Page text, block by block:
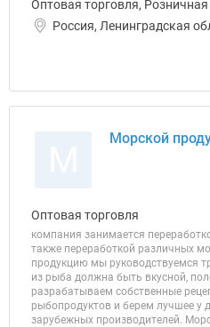
Оптовая торговля, Розничная
Россия, Ленинградская
Морской
Оптовая торговля
компания занимается
также переработкой различных
продукцию мы руководствуемся
из рыба должна быть вкусной,
разрабатываем собственные
рыбопродуктов и берем лучшее у
зарубежных производителей.